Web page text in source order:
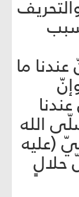
ما
الله
(عليه
حلالٍ